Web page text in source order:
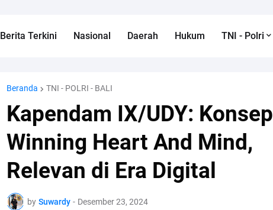
Berita Terkini Nasional Daerah Hukum TNI - Polri
Beranda TNI - POLRI - BALI
Kapendam IX/UDY: Konsep
Winning Heart And Mind,
Relevan di Era Digital
by Suwardy - Desember 23, 2024